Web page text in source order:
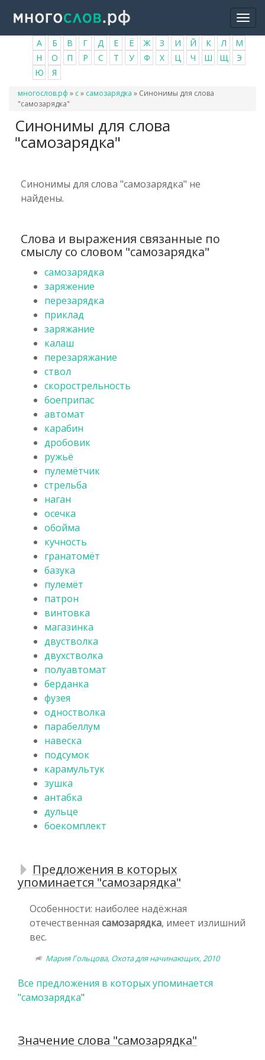
основному
содержанию
А Б В Г Д Е Ё Ж З И Й К Л
М
Н
О П Р С Т У Ф Х Ц Ч Ш Щ
Э
Ю
Я
Вы
здесь
многослов.рф » с» самозарядка » Синонимы для слова
"самозарядка"
Синонимы для слова
"самозарядка"
Синонимы для слова "самозарядка" не
найдены.
Слова и выражения связанные по
смыслу со словом "самозарядка"
самозарядка
заряжение
перезарядка
приклад
заряжание
калаш
перезаряжание
ствол
скорострельность
боеприпас
автомат
карабин
дробовик
ружьё
пулемётчик
стрельба
наган
осечка
обойма
кучность
гранатомёт
базука
пулемёт
патрон
винтовка
магазинка
двустволка
двухстволка
полуавтомат
берданка
фузея
одностволка
парабеллум
навеска
подсумок
карамультук
зушка
антабка
дульце
боекомплект
Предложения в которых
упоминается "самозарядка"
Особенности: наиболее надёжная
отечественная самозарядка, имеет излишний
вес.
Мария Гольцова, Охота для начинающих, 2010
Все предложения в которых упоминается
"самозарядка"
Значение слова "самозарядка"